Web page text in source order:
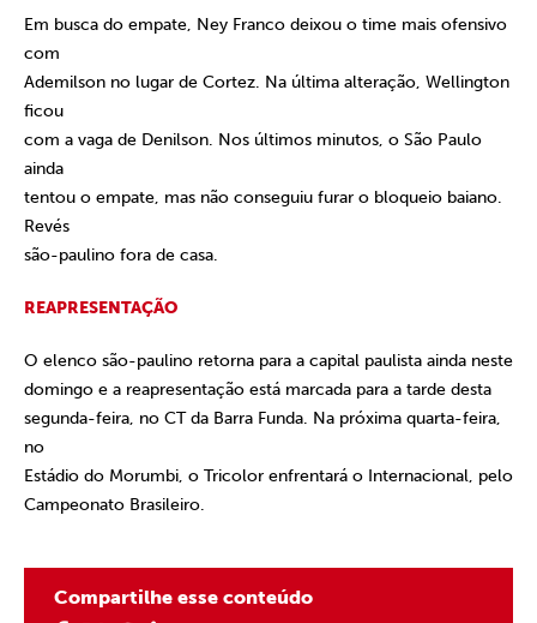
Em busca do empate, Ney Franco deixou o time mais ofensivo
com
Ademilson no lugar de Cortez. Na última alteração, Wellington
ficou
com a vaga de Denilson. Nos últimos minutos, o São Paulo
ainda
tentou o empate, mas não conseguiu furar o bloqueio baiano.
Revés
são-paulino fora de casa.
REAPRESENTAÇÃO
O elenco são-paulino retorna para a capital paulista ainda neste
domingo e a reapresentação está marcada para a tarde desta
segunda-feira, no CT da Barra Funda. Na próxima quarta-feira,
no
Estádio do Morumbi, o Tricolor enfrentará o Internacional, pelo
Campeonato Brasileiro.
Compartilhe esse conteúdo